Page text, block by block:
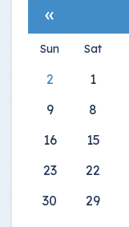
»
Sat
Sun
1
2
8
9
15
16
22
23
29
30